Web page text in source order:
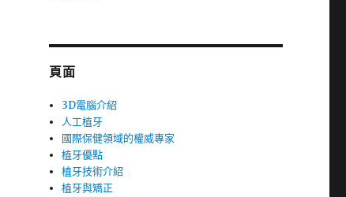
頁面
3D電腦介紹
人工植牙
國際保健領域的權威專家
植牙優點
植牙技術介紹
植牙與矯正